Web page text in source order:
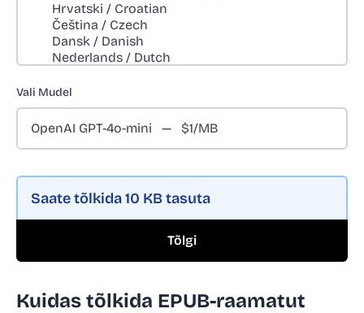
Vali Mudel
Saate tõlkida10 KBtasuta
Tõlgi
Kuidas tõlkida EPUB-raamatut